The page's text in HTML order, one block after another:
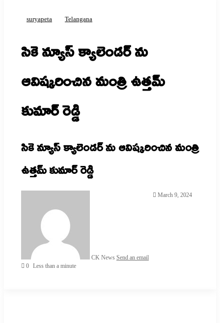
suryapeta Telangana
సికె న్యూస్ క్యాలెండర్ ను
ఆవిష్కరించిన మంత్రి ఉత్తమ్
కుమార్ రెడ్డి
సికె న్యూస్ క్యాలెండర్ ను ఆవిష్కరించిన మంత్రి
ఉత్తమ్ కుమార్ రెడ్డి
CK News Send an email
March 9, 2024
0 Less than a minute